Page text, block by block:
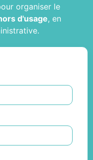
organiser le
d'usage, en